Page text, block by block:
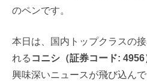
のペンです。
本日は、国内トップクラスの
れる コニシ（証券コード: 4956
興味深いニュースが飛び込ん